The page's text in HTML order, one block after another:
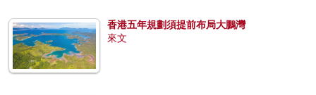
香港五年規劃須提前布局大鵬灣
來文